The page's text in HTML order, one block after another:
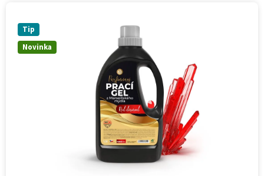
Novinka
Tip